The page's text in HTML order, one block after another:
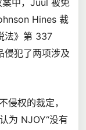
中，Juul 被免
Hines 裁
法》第 337
侵犯了两项涉及
侵权的裁定，
为 NJOY“没有